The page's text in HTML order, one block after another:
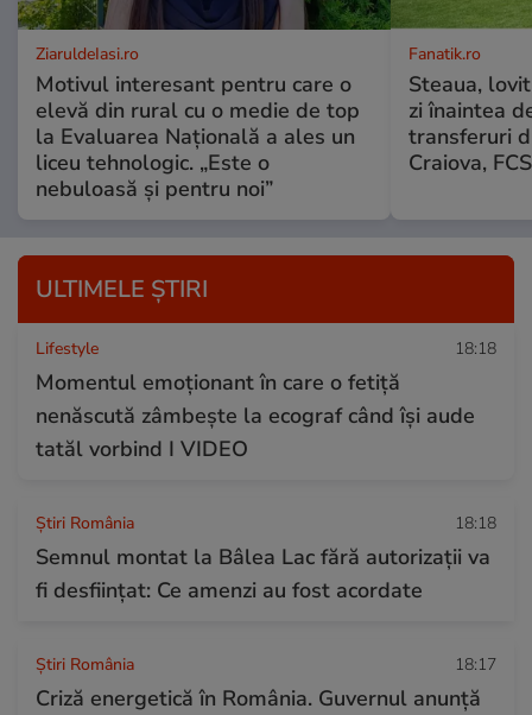
ZiaruldeIasi.ro
Motivul interesant pentru care o
elevă din rural cu o medie de top
la Evaluarea Națională a ales un
liceu tehnologic. „Este o
nebuloasă și pentru noi”
Fanatik.ro
Steaua,
zi înaintea
transferuri
Craiova,
ULTIMELE ȘTIRI
Lifestyle 18:18
Momentul emoționant în care o fetiță
nenăscută zâmbește la ecograf când își aude
tatăl vorbind I VIDEO
Știri România 18:18
Semnul montat la Bâlea Lac fără autorizații va
fi desființat: Ce amenzi au fost acordate
Știri România 18:17
Criză energetică în România. Guvernul anunță